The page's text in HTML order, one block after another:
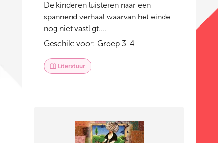
De kinderen luisteren naar een
spannend verhaal waarvan het einde
nog niet vastligt....
Geschikt voor: Groep 3-4
Literatuur